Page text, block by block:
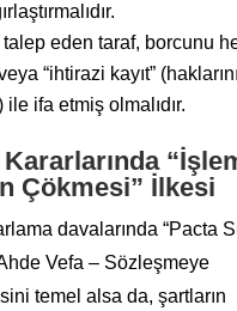
eden taraf, borcunu
“ihtirazi kayıt” (haklarını
ile ifa etmiş olmalıdır.
Kararlarında
Çökmesi” İlkesi
davalarında “Pacta
Vefa – Sözleşmeye
temel alsa da, şartların